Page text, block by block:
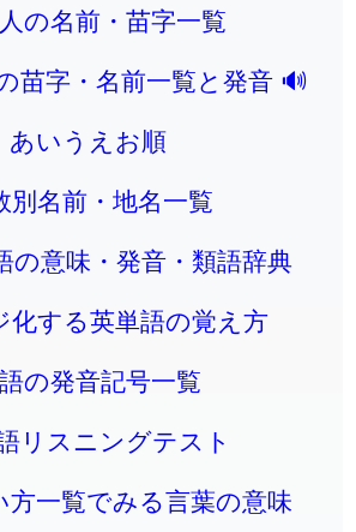
の名前・苗字一覧
苗字・名前一覧と発音 🔊
あいうえお順
別名前・地名一覧
の意味・発音・類語辞典
化する英単語の覚え方
の発音記号一覧
リスニングテスト
方一覧でみる言葉の意味